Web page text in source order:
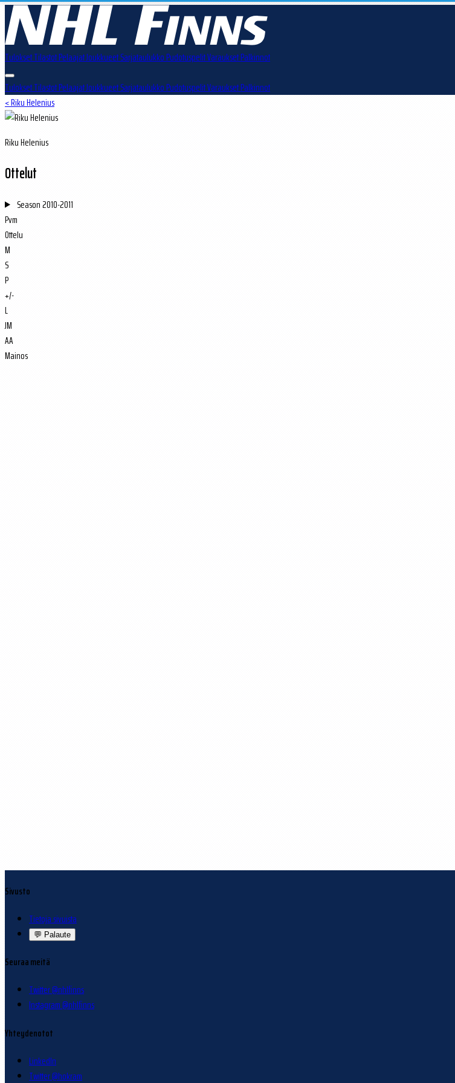
TuloksetTilastotPelaajatJoukkueetSarjataulukkoPudotuspelitVarauksetPalkinnot
TuloksetTilastotPelaajatJoukkueetSarjataulukkoPudotuspelitVarauksetPalkinnot
< Riku Helenius
Riku Helenius
Ottelut
Season2010-2011
Pvm
Ottelu
M
S
P
+/-
L
JM
AA
Mainos
Sivusto
Tietoja sivuista
💬 Palaute
Seuraa meitä
Twitter @nhlfinns
Instagram @nhlfinns
Yhteydenotot
LinkedIn
Twitter @hokram